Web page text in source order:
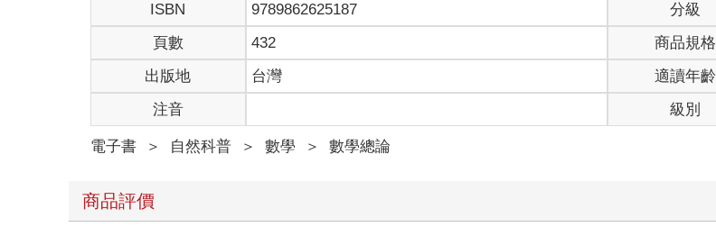
ISBN
9789862625187 分級
頁數
432 商品規格
出版地
台灣 適讀年齡
注音
級別
電子書 ＞ 自然科普 ＞ 數學 ＞ 數學總論
商品評價